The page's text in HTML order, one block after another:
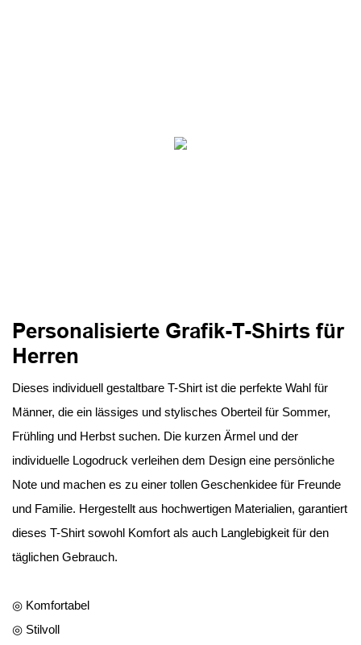
Personalisierte Grafik-T-Shirts für
Herren
Dieses individuell gestaltbare T-Shirt ist die perfekte Wahl für
Männer, die ein lässiges und stylisches Oberteil für Sommer,
Frühling und Herbst suchen. Die kurzen Ärmel und der
individuelle Logodruck verleihen dem Design eine persönliche
Note und machen es zu einer tollen Geschenkidee für Freunde
und Familie. Hergestellt aus hochwertigen Materialien, garantiert
dieses T-Shirt sowohl Komfort als auch Langlebigkeit für den
täglichen Gebrauch.
◎ Komfortabel
◎ Stilvoll